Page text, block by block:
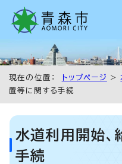
現在の位置： トップページ >
置等に関する手続
水道利用開始、
手続